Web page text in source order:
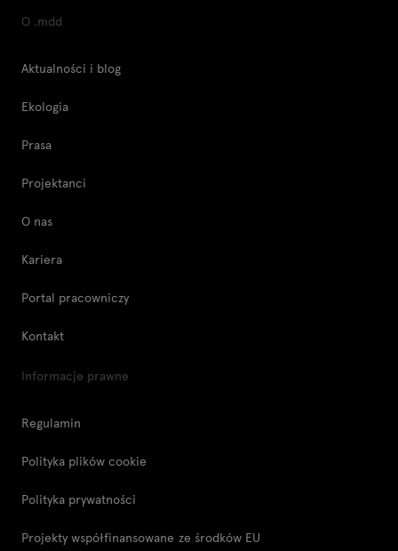
O .mdd
Aktualności i blog
Ekologia
Prasa
Projektanci
O nas
Kariera
Portal pracowniczy
Kontakt
Informacje prawne
Regulamin
Polityka plików cookie
Polityka prywatności
Projekty współfinansowane ze środków EU